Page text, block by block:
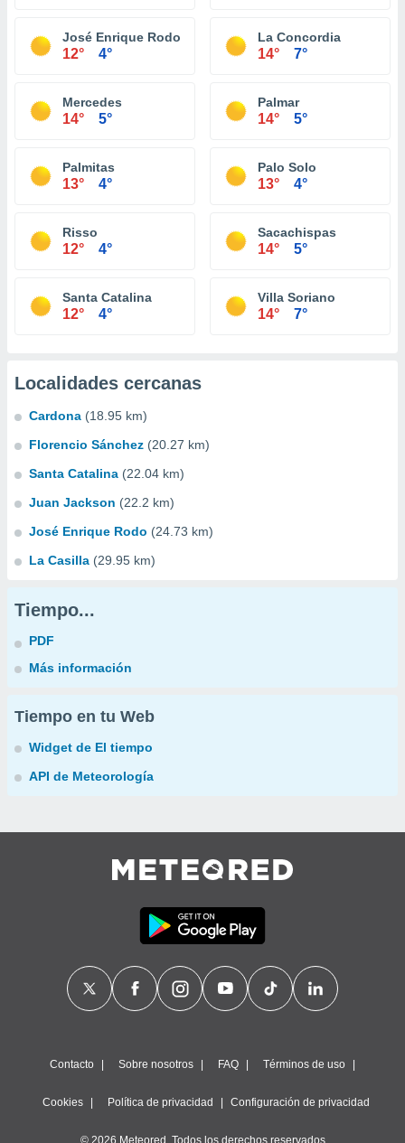
José Enrique Rodo
12° 4°
La Concordia
14° 7°
Mercedes
14° 5°
Palmar
14° 5°
Palmitas
13° 4°
Palo Solo
13° 4°
Risso
12° 4°
Sacachispas
14° 5°
Santa Catalina
12° 4°
Villa Soriano
14° 7°
Localidades cercanas
Cardona (18.95 km)
Florencio Sánchez (20.27 km)
Santa Catalina (22.04 km)
Juan Jackson (22.2 km)
José Enrique Rodo (24.73 km)
La Casilla (29.95 km)
Tiempo...
PDF
Más información
Tiempo en tu Web
Widget de El tiempo
API de Meteorología
Contacto Sobre nosotros FAQ Términos de uso
Cookies Política de privacidad Configuración de privacidad
© 2026 Meteored. Todos los derechos reservados